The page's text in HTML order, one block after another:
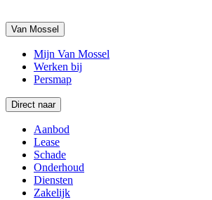
Van Mossel
Mijn Van Mossel
Werken bij
Persmap
Direct naar
Aanbod
Lease
Schade
Onderhoud
Diensten
Zakelijk